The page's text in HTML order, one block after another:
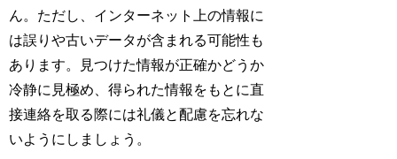
ん。ただし、インターネット上の情報に
は誤りや古いデータが含まれる可能性も
あります。見つけた情報が正確かどうか
冷静に見極め、得られた情報をもとに直
接連絡を取る際には礼儀と配慮を忘れな
いようにしましょう。